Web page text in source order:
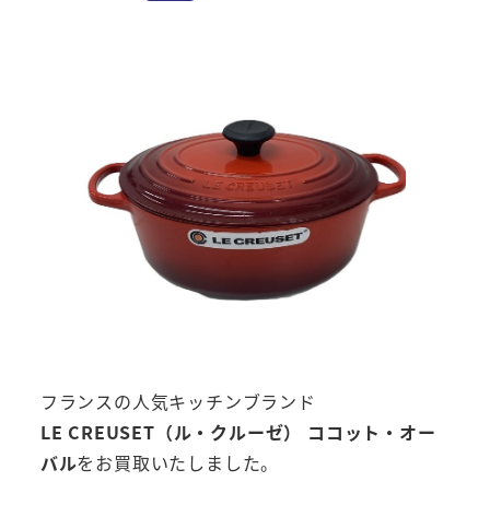
フランスの人気キッチンブランド
LE CREUSET（ル・クルーゼ） ココット・オー
バルをお買取いたしました。